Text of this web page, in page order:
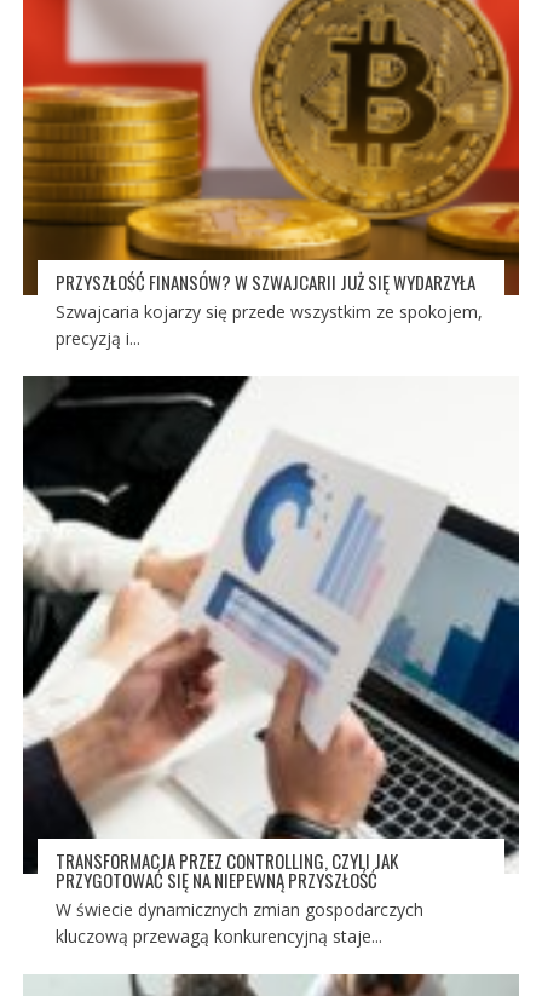
PRZYSZŁOŚĆ FINANSÓW? W SZWAJCARII JUŻ SIĘ WYDARZYŁA
Szwajcaria kojarzy się przede wszystkim ze spokojem,
precyzją i...
TRANSFORMACJA PRZEZ CONTROLLING, CZYLI JAK
PRZYGOTOWAĆ SIĘ NA NIEPEWNĄ PRZYSZŁOŚĆ
W świecie dynamicznych zmian gospodarczych
kluczową przewagą konkurencyjną staje...